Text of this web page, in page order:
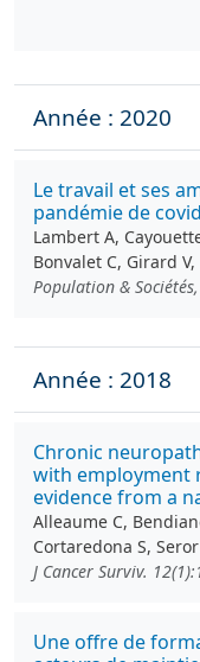
Année : 2020
Le travail et ses
pandémie de
Lambert A,
Bonvalet C, Girard
Population &
Année : 2018
Chronic
with employment
evidence from a
Alleaume C,
Cortaredona S,
J Cancer Surviv.
Une offre de